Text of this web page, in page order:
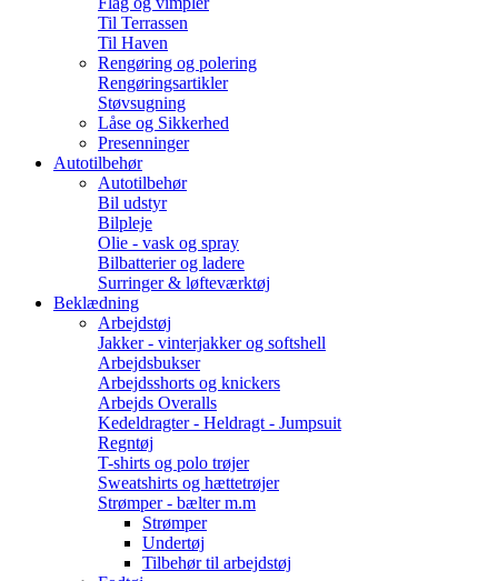
Til Terrassen
Til Haven
Rengøring og polering
Rengøringsartikler
Støvsugning
Låse og Sikkerhed
Presenninger
Autotilbehør
Autotilbehør
Bil udstyr
Bilpleje
Olie - vask og spray
Bilbatterier og ladere
Surringer & løfteværktøj
Beklædning
Arbejdstøj
Jakker - vinterjakker og softshell
Arbejdsbukser
Arbejdsshorts og knickers
Arbejds Overalls
Kedeldragter - Heldragt - Jumpsuit
Regntøj
T-shirts og polo trøjer
Sweatshirts og hættetrøjer
Strømper - bælter m.m
Strømper
Undertøj
Tilbehør til arbejdstøj